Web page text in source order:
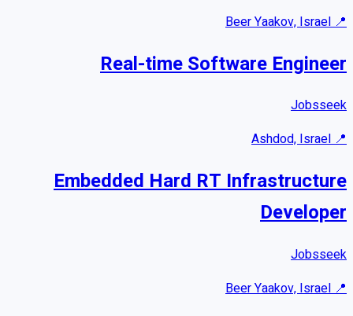
📍
Beer Yaakov, Israel
Real-time Software Engineer
Jobsseek
📍
Ashdod, Israel
Embedded Hard RT Infrastructure
Developer
Jobsseek
📍
Beer Yaakov, Israel